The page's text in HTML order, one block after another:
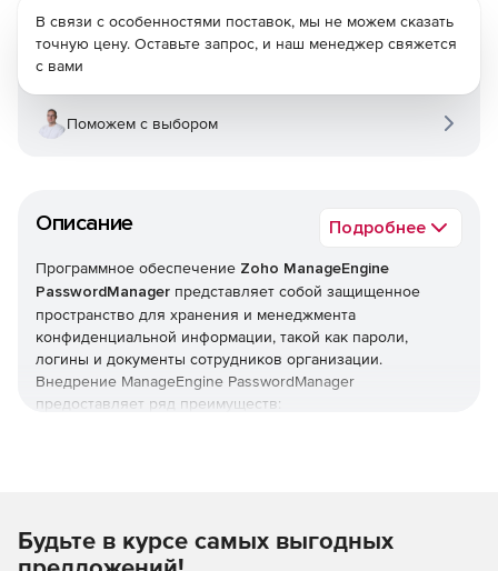
Описание Подробнее
Программное обеспечение Zoho ManageEngine
PasswordManager представляет собой защищенное
пространство для хранения и менеджмента
конфиденциальной информации, такой как пароли,
логины и документы сотрудников организации.
Внедрение ManageEngine PasswordManager
предоставляет ряд преимуществ:
Повышение IT-продуктивности благодаря
В связи с особенностями поставок, мы не можем сказать
точную цену. Оставьте запрос, и наш менеджер свяжется
с вами
Поможем с выбором
Будьте в курсе самых выгодных